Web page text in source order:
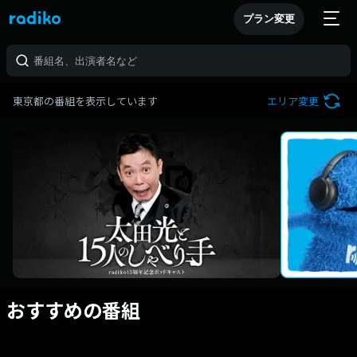
プラン変更
東京都の番組を表示しています エリア変更
おすすめの番組